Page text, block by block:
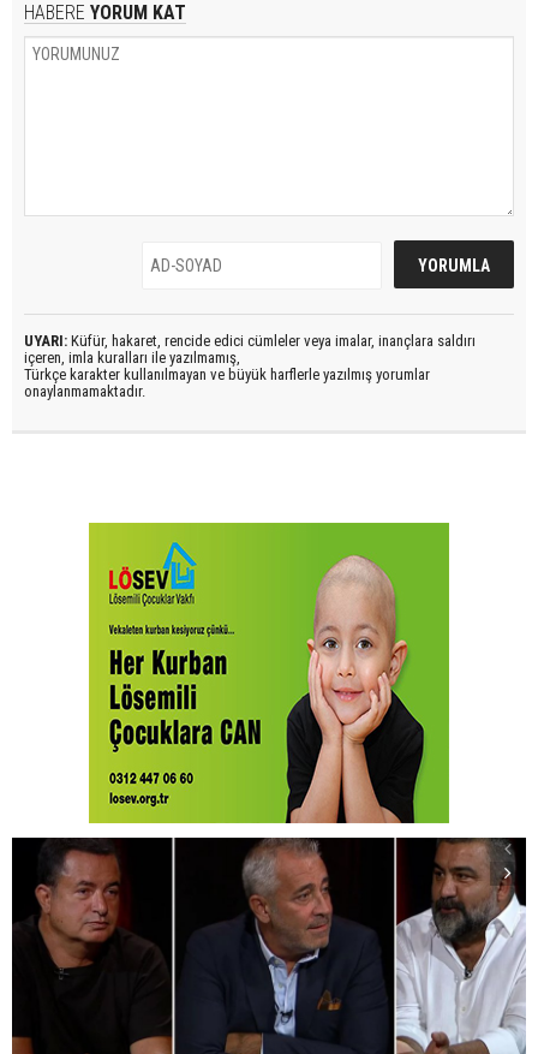
HABERE YORUM KAT
UYARI: Küfür, hakaret, rencide edici cümleler veya imalar, inançlara saldırı
içeren, imla kuralları ile yazılmamış,
Türkçe karakter kullanılmayan ve büyük harflerle yazılmış yorumlar
onaylanmamaktadır.